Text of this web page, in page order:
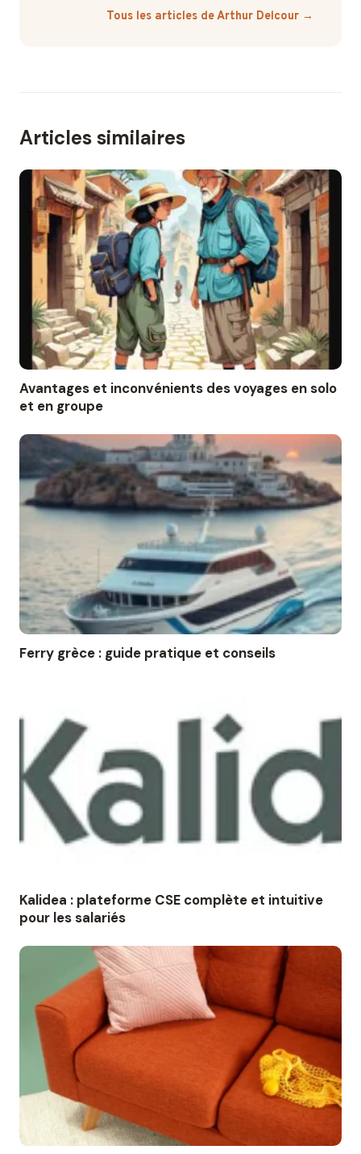
Tous les articles de Arthur Delcour →
Articles similaires
Avantages et inconvénients des voyages en solo
et en groupe
Ferry grèce : guide pratique et conseils
Kalidea : plateforme CSE complète et intuitive
pour les salariés